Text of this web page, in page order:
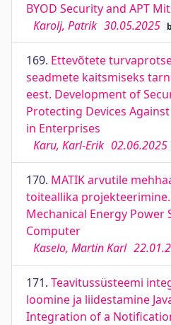
BYOD Security and APT
Karolj, Patrik 30.05.2025
169. Ettevõtete
seadmete kaitsmiseks
eest. Development of
Protecting Devices
in Enterprises
Karu, Karl-Erik 02.06.2025
170. MATIK arvutile
toiteallika
Mechanical Energy Power
Computer
Kaselo, Martin Karl
171. Teavitussüsteemi
loomine ja liidestamine
Integration of a